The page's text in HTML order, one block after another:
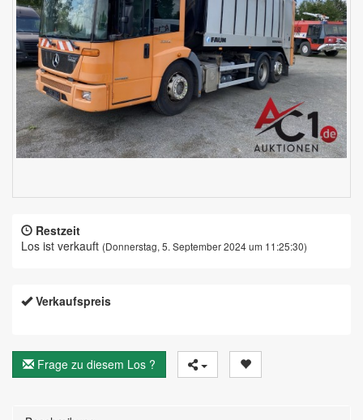
Restzeit
Los ist verkauft (Donnerstag, 5. September 2024 um 11:25:30)
Verkaufspreis
Frage zu diesem Los ?